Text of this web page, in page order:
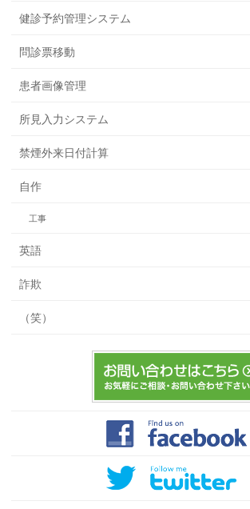
健診予約管理システム
問診票移動
患者画像管理
所見入力システム
禁煙外来日付計算
自作
工事
英語
詐欺
（笑）